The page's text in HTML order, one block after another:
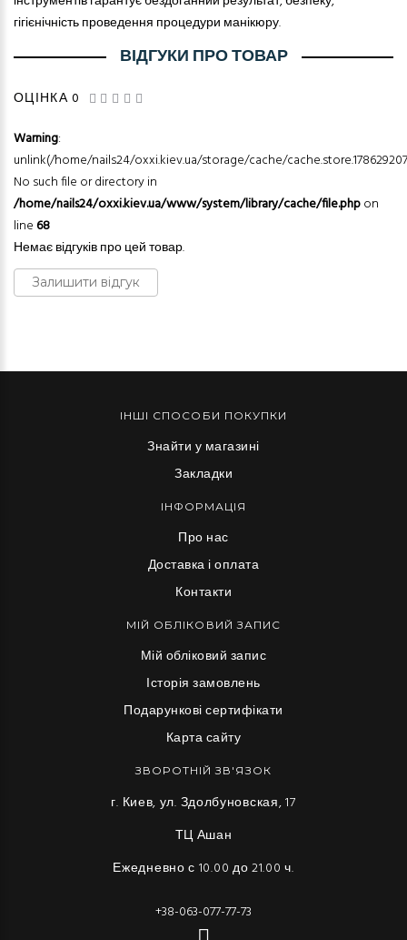
гігієнічність проведення процедури манікюру.
ВІДГУКИ ПРО ТОВАР
ОЦІНКА 0
Warning:
unlink(/home/nails24/oxxi.kiev.ua/storage/cache/
No such file or directory in
/home/nails24/oxxi.kiev.ua/www/system/library/cache/file.phpon
line68
Немає відгуків про цей товар.
Залишити відгук
ІНШІ СПОСОБИ ПОКУПКИ
Знайти у магазині
Закладки
ІНФОРМАЦІЯ
Про нас
Доставка і оплата
Контакти
МІЙ ОБЛІКОВИЙ ЗАПИС
Мій обліковий запис
Історія замовлень
Подарункові сертифікати
Карта сайту
ЗВОРОТНІЙ ЗВ'ЯЗОК
г. Киев, ул. Здолбуновская, 17
ТЦ Ашан
Ежедневно с 10.00 до 21.00 ч.
+38-063-077-77-73